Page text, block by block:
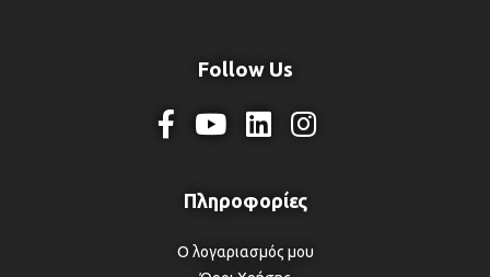
Follow Us
Ο λογαριασμός μου